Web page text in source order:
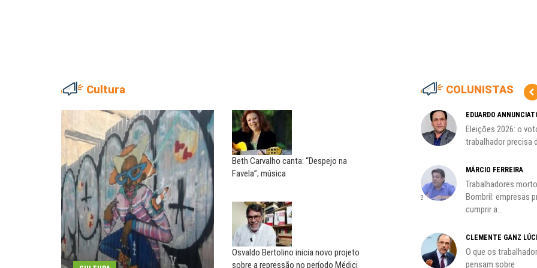
Cultura
Beth Carvalho canta: “Despejo na
Favela”; música
Osvaldo Bertolino inicia novo projeto
sobre a repressão no período Médici
COLUNISTAS
Adriana Marcolino destaca
impacto do salário mínimo na...
NILTON NECO
Sindec: 94 anos de união e
EDUARDO ANNUNCIATO CHICÃO
Sem salário digno e proteção
social, não existe...
MARIA AUXILIADORA
Agosto Lilás: todos e todas no
combate à...
SERGIO LUIZ LEITE (SERGINHO)
Saúde mental:
responsabilidade de todos
MIGUEL TORRES
A luta continua: agora o foco é
o...
A geopolítica nas eleições de
EDUARDO
Eleições 2026: o
trabalhador precisa
MÁRCIO FERREIRA
Trabalhadores
Bombril: empresas
cumprir a...
CLEMENTE GANZ
O que os
pensam sobre